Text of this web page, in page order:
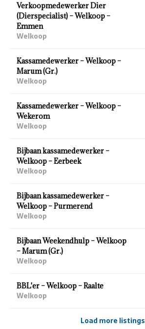
Verkoopmedewerker Dier
(Dierspecialist) – Welkoop –
Emmen
Welkoop
Kassamedewerker – Welkoop –
Marum (Gr.)
Welkoop
Kassamedewerker – Welkoop –
Wekerom
Welkoop
Bijbaan kassamedewerker –
Welkoop – Eerbeek
Welkoop
Bijbaan kassamedewerker –
Welkoop – Purmerend
Welkoop
Bijbaan Weekendhulp – Welkoop
– Marum (Gr.)
Welkoop
BBL'er – Welkoop – Raalte
Welkoop
Load more listings